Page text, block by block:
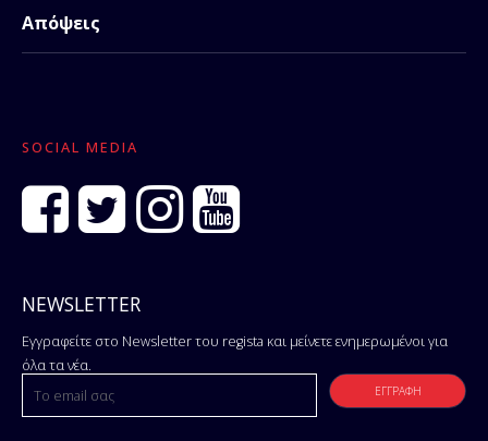
Απόψεις
SOCIAL MEDIA
NEWSLETTER
Εγγραφείτε στο Newsletter του regista και μείνετε ενημερωμένοι για
όλα τα νέα.